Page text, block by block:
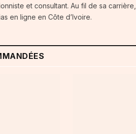
et consultant. Au fil de sa
en ligne en Côte d’Ivoire.